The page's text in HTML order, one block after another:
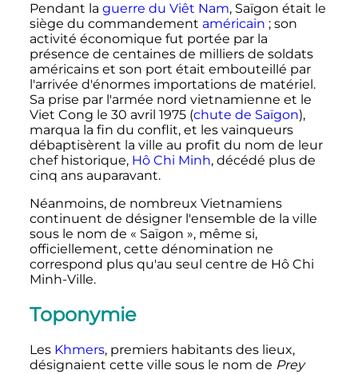
Pendant la guerre du Viêt Nam, Saïgon était le
siège du commandement américain ; son
activité économique fut portée par la
présence de centaines de milliers de soldats
américains et son port était embouteillé par
l'arrivée d'énormes importations de matériel.
Sa prise par l'armée nord vietnamienne et le
Viet Cong le 30 avril 1975(chute de Saïgon),
marqua la fin du conflit, et les vainqueurs
débaptisèrent la ville au profit du nom de leur
chef historique, Hô Chi Minh, décédé plus de
cinq ans auparavant.
Néanmoins, de nombreux Vietnamiens
continuent de désigner l'ensemble de la ville
sous le nom de « Saïgon », même si,
officiellement, cette dénomination ne
correspond plus qu'au seul centre de Hô Chi
Minh-Ville.
Toponymie
Les Khmers, premiers habitants des lieux,
désignaient cette ville sous le nom de Prey